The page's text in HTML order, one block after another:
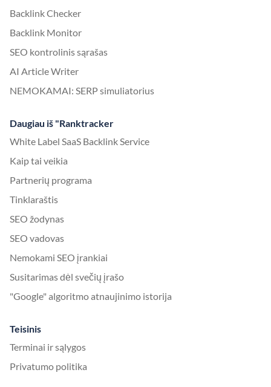
Backlink Checker
Backlink Monitor
SEO kontrolinis sąrašas
AI Article Writer
NEMOKAMAI: SERP simuliatorius
Daugiau iš "Ranktracker
White Label SaaS Backlink Service
Kaip tai veikia
Partnerių programa
Tinklaraštis
SEO žodynas
SEO vadovas
Nemokami SEO įrankiai
Susitarimas dėl svečių įrašo
"Google" algoritmo atnaujinimo istorija
Teisinis
Terminai ir sąlygos
Privatumo politika